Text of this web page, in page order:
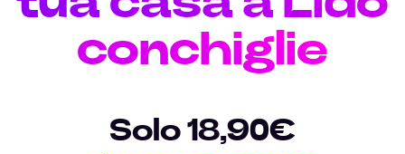
conchiglie
Solo 18,90€